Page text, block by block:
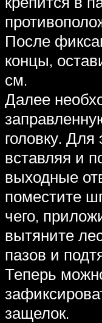
После
концы,
см.
Далее
головку. Для
вставляя и
выходные
поместите
чего,
вытяните
пазов и
Теперь
защелок.